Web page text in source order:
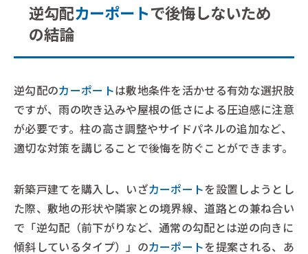
逆勾配カーポートで後悔しないため
の結論
逆勾配のカーポートは敷地条件を活かせる有効な選択肢
ですが、雨の吹き込みや屋根の低さによる圧迫感に注意
が必要です。柱の高さ調整やサイドパネルの追加など、
適切な対策を講じることで後悔を防ぐことができます。
新築戸建てを購入し、いざカーポートを設置しようとし
た際、敷地の形状や隣家との境界線、道路との兼ね合い
で「逆勾配（前下がりなど、通常の勾配とは逆の向きに
傾斜しているタイプ）」のカーポートを提案される、あ